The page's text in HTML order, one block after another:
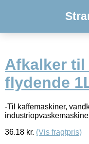
Afkalker til
flydende
-Til kaffemaskiner,
36.18 kr. (Vis fragtpris)